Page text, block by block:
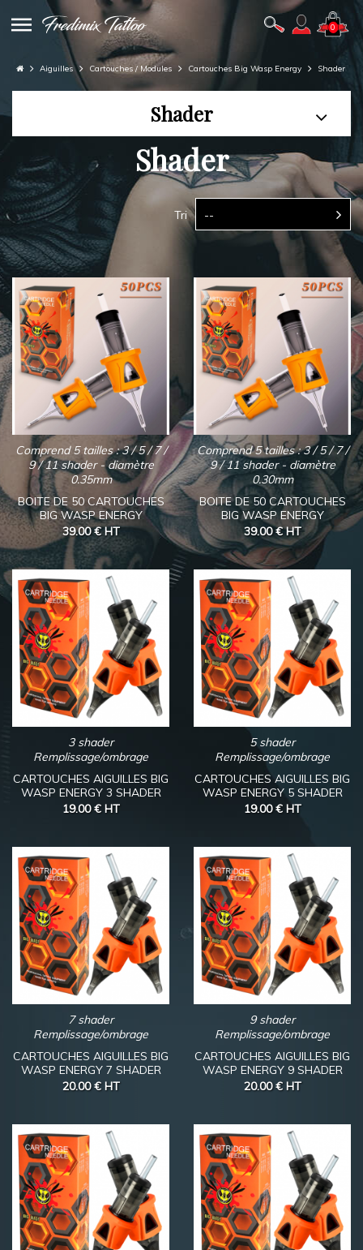
0
Aiguilles Cartouches / Modules Cartouches Big Wasp Energy Shader
Shader
Shader
Tri --
Comprend 5 tailles : 3 / 5 / 7 /
9 / 11 shader - diamètre
0.35mm
BOITE DE 50 CARTOUCHES
BIG WASP ENERGY
39.00 €HT
Comprend 5 tailles : 3 / 5 / 7 /
9 / 11 shader - diamètre
0.30mm
BOITE DE 50 CARTOUCHES
BIG WASP ENERGY
39.00 €HT
3 shader
Remplissage/ombrage
CARTOUCHES AIGUILLES BIG
WASP ENERGY 3 SHADER
19.00 € HT
5 shader
Remplissage/ombrage
CARTOUCHES AIGUILLES BIG
WASP ENERGY 5 SHADER
19.00 € HT
7 shader
Remplissage/ombrage
CARTOUCHES AIGUILLES BIG
WASP ENERGY 7 SHADER
20.00 € HT
9 shader
Remplissage/ombrage
CARTOUCHES AIGUILLES BIG
WASP ENERGY 9 SHADER
20.00 € HT